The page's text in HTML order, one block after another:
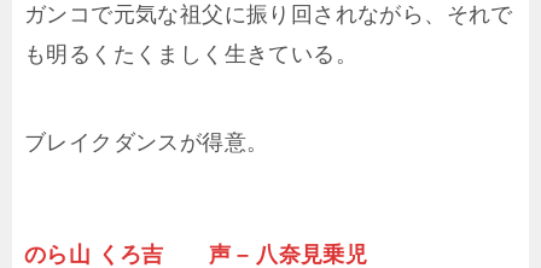
ガンコで元気な祖父に振り回されながら、それで
も明るくたくましく生きている。
ブレイクダンスが得意。
のら山 くろ吉 声 – 八奈見乗児